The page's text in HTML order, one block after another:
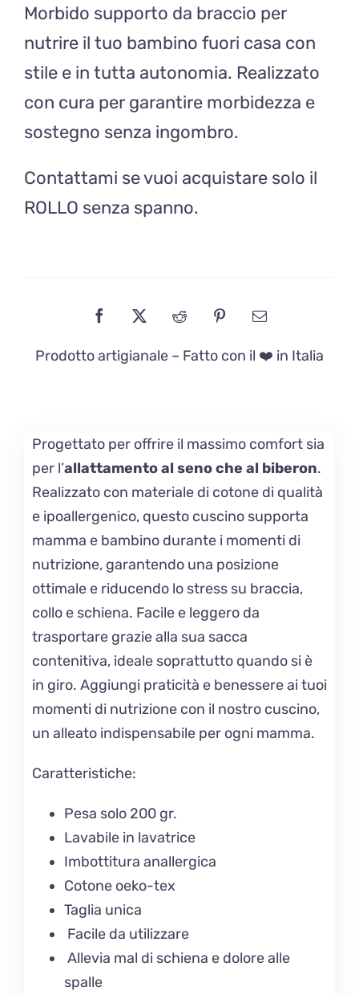
Morbido supporto da braccio per
nutrire il tuo bambino fuori casa con
stile e in tutta autonomia. Realizzato
con cura per garantire morbidezza e
sostegno senza ingombro.
Contattami se vuoi acquistare solo il
ROLLO senza spanno.
Prodotto artigianale – Fatto con il ❤️ in Italia
Progettato per offrire il massimo comfort sia
per l’allattamento al seno che al biberon.
Realizzato con materiale di cotone di qualità
e ipoallergenico, questo cuscino supporta
mamma e bambino durante i momenti di
nutrizione, garantendo una posizione
ottimale e riducendo lo stress su braccia,
collo e schiena. Facile e leggero da
trasportare grazie alla sua sacca
contenitiva, ideale soprattutto quando si è
in giro. Aggiungi praticità e benessere ai tuoi
momenti di nutrizione con il nostro cuscino,
un alleato indispensabile per ogni mamma.
Caratteristiche:
Pesa solo 200 gr.
Lavabile in lavatrice
Imbottitura anallergica
Cotone oeko-tex
Taglia unica
Facile da utilizzare
Allevia mal di schiena e dolore alle
spalle